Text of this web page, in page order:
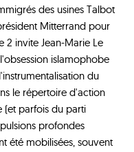
des usines Talbot
Mitterrand pour
2 invite Jean-Marie Le
islamophobe
du
le répertoire d'action
(et parfois du parti
profondes
été mobilisées, souvent